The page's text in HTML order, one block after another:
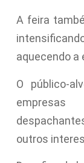
A feira
aquecendo a
O público-
outros